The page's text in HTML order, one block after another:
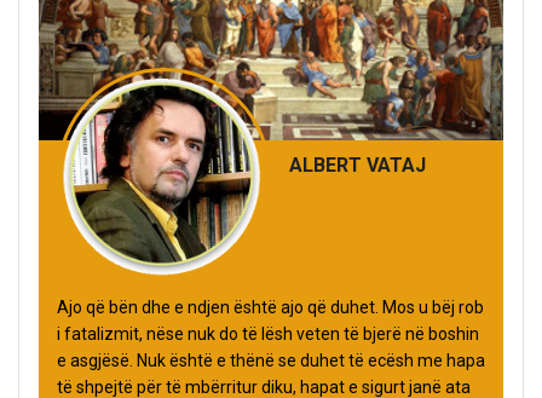
ALBERT VATAJ
Ajo që bën dhe e ndjen është ajo që duhet. Mos u bëj rob
i fatalizmit, nëse nuk do të lësh veten të bjerë në boshin
e asgjësë. Nuk është e thënë se duhet të ecësh me hapa
të shpejtë për të mbërritur diku, hapat e sigurt janë ata